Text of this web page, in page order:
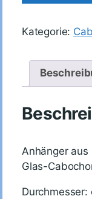
Kategorie:
Anhänger aus
Glas-
Durchmesser: